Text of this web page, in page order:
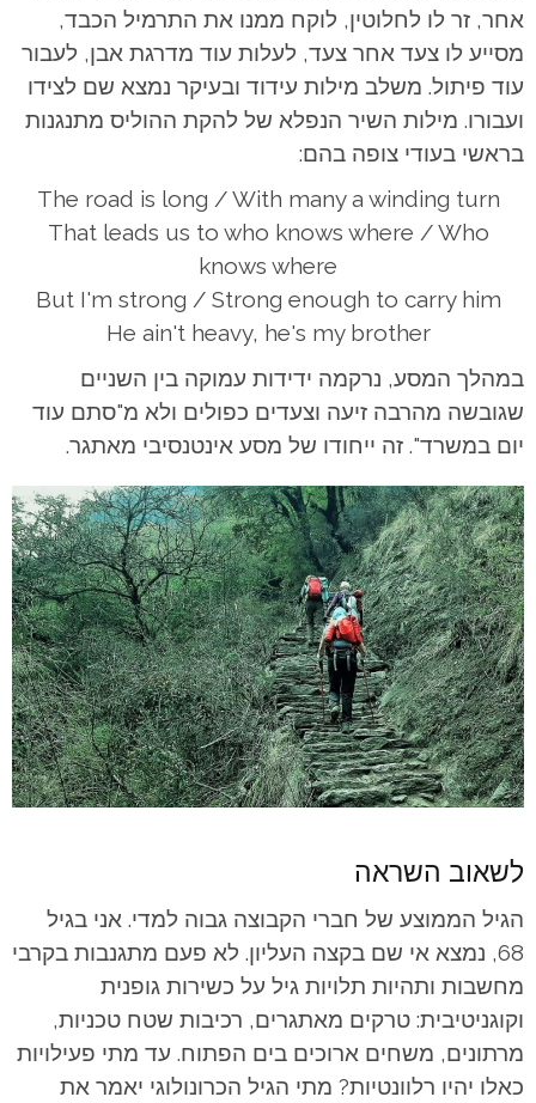
אחר, זר לו לחלוטין, לוקח ממנו את התרמיל הכבד,
מסייע לו צעד אחר צעד, לעלות עוד מדרגת אבן, לעבור
עוד פיתול. משלב מילות עידוד ובעיקר נמצא שם לצידו
ועבורו. מילות השיר הנפלא של להקת ההוליס מתנגנות
בראשי בעודי צופה בהם:
The road is long / With many a winding turn
That leads us to who knows where / Who
knows where
But I'm strong / Strong enough to carry him
He ain't heavy, he's my brother
במהלך המסע, נרקמה ידידות עמוקה בין השניים
שגובשה מהרבה זיעה וצעדים כפולים ולא מ"סתם עוד
יום במשרד". זה ייחודו של מסע אינטנסיבי מאתגר.
לשאוב השראה
הגיל הממוצע של חברי הקבוצה גבוה למדי. אני בגיל
68, נמצא אי שם בקצה העליון. לא פעם מתגנבות בקרבי
מחשבות ותהיות תלויות גיל על כשירות גופנית
וקוגניטיבית: טרקים מאתגרים, רכיבות שטח טכניות,
מרתונים, משחים ארוכים בים הפתוח. עד מתי פעילויות
כאלו יהיו רלוונטיות? מתי הגיל הכרונולוגי יאמר את